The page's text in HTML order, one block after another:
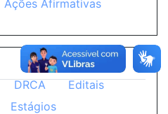
Ações Afirmativas
DRCA
Editais
Estágios